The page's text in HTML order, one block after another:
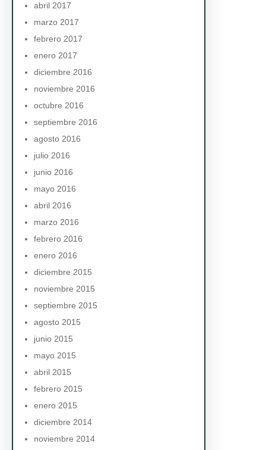
abril 2017
marzo 2017
febrero 2017
enero 2017
diciembre 2016
noviembre 2016
octubre 2016
septiembre 2016
agosto 2016
julio 2016
junio 2016
mayo 2016
abril 2016
marzo 2016
febrero 2016
enero 2016
diciembre 2015
noviembre 2015
septiembre 2015
agosto 2015
junio 2015
mayo 2015
abril 2015
febrero 2015
enero 2015
diciembre 2014
noviembre 2014